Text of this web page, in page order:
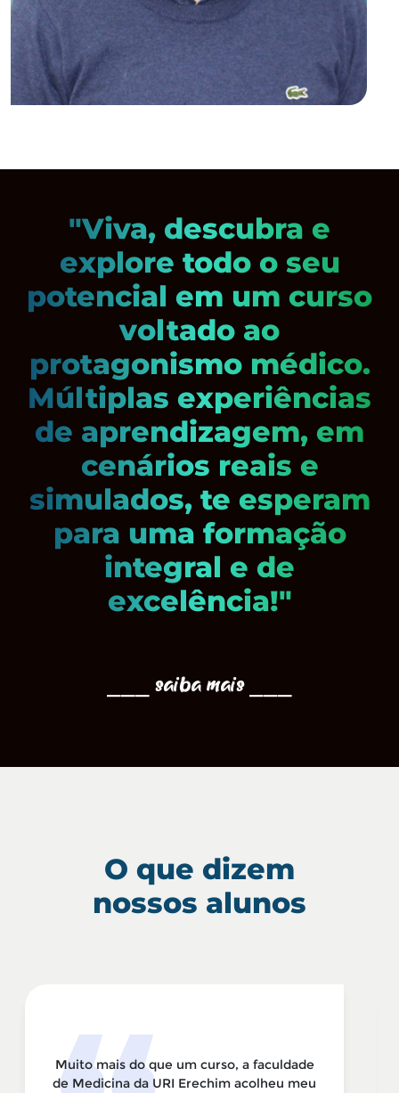
"Viva, descubra e
explore todo o seu
potencial em um curso
voltado ao
protagonismo médico.
Múltiplas experiências
de aprendizagem, em
cenários reais e
simulados, te esperam
para uma formação
integral e de
excelência!"
⎯⎯⎯ saiba mais ⎯⎯⎯
O que dizem
nossos alunos
Muito mais do que um curso, a faculdade
de Medicina da URI Erechim acolheu meu